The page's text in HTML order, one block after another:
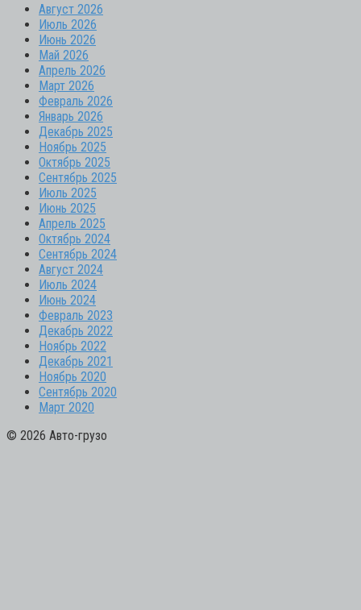
Август 2026
Июль 2026
Июнь 2026
Май 2026
Апрель 2026
Март 2026
Февраль 2026
Январь 2026
Декабрь 2025
Ноябрь 2025
Октябрь 2025
Сентябрь 2025
Июль 2025
Июнь 2025
Апрель 2025
Октябрь 2024
Сентябрь 2024
Август 2024
Июль 2024
Июнь 2024
Февраль 2023
Декабрь 2022
Ноябрь 2022
Декабрь 2021
Ноябрь 2020
Сентябрь 2020
Март 2020
© 2026 Авто-грузо